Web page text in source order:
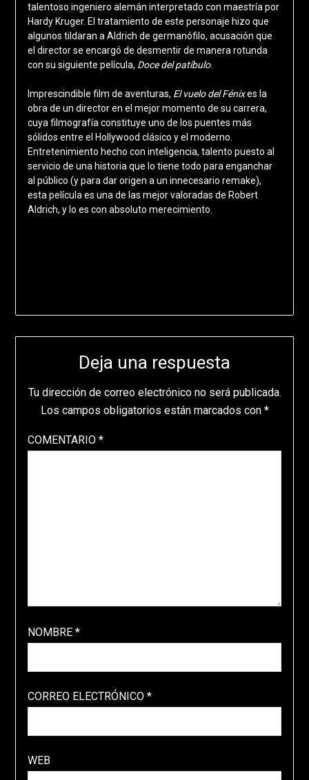
talentoso ingeniero alemán interpretado con maestría por
Hardy Kruger. El tratamiento de este personaje hizo que
algunos tildaran a Aldrich de germanófilo, acusación que
el director se encargó de desmentir de manera rotunda
con su siguiente película, Doce del patíbulo.
Imprescindible film de aventuras, El vuelo del Fénixes la
obra de un director en el mejor momento de su carrera,
cuya filmografía constituye uno de los puentes más
sólidos entre el Hollywood clásico y el moderno.
Entretenimiento hecho con inteligencia, talento puesto al
servicio de una historia que lo tiene todo para enganchar
al público (y para dar origen a un innecesario remake),
esta película es una de las mejor valoradas de Robert
Aldrich, y lo es con absoluto merecimiento.
Deja una respuesta
Tu dirección de correo electrónico no será publicada.
Los campos obligatorios están marcados con *
COMENTARIO *
NOMBRE *
CORREO ELECTRÓNICO *
WEB